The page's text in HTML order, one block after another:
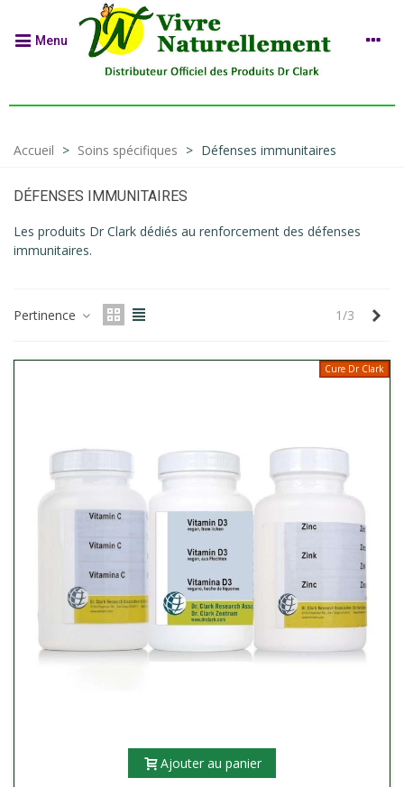
Menu
Accueil > Soins spécifiques > Défenses immunitaires
DÉFENSES IMMUNITAIRES
Les produits Dr Clark dédiés au renforcement des défenses
immunitaires.
Pertinence 1/3
Cure Dr Clark
Ajouter au panier